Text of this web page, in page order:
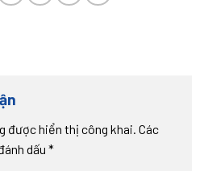
được hiển thị công khai. Các
dấu *